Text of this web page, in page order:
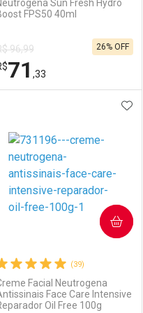
Comprar sem Desconto
Por R$ 166,00/cada
Comprar sem Desconto
Por R$ 166,00/cada
Sun Fresh Hydro
FPS50 40ml
96,99
71 ,33
26% OFF
Laboratório
Por Menos
AOS FAVORITOS
(39)
Facial Neutrogena
Face Care Intensive
Oil Free 100g
COMPRAR